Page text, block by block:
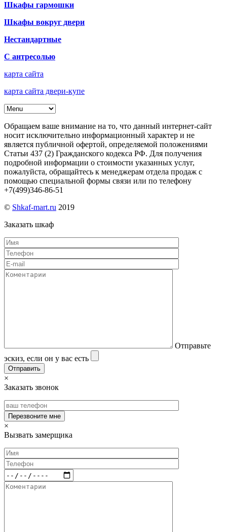
Шкафы гармошки
Шкафы вокруг двери
Нестандартные
С антресолью
карта сайта
карта сайта двери-купе
Обращаем ваше внимание на то, что данный интернет-сайт
носит исключительно информационный характер и не
является публичной офертой, определяемой положениями
Статьи 437 (2) Гражданского кодекса РФ. Для получения
подробной информации о стоимости указанных услуг,
пожалуйста, обращайтесь к менеджерам отдела продаж с
помощью специальной формы связи или по телефону
+7(499)346-86-51
© Shkaf-mart.ru 2019
Заказать шкаф
Отправьте
эскиз, если он у вас есть
×
Заказать звонок
×
Вызвать замерщика